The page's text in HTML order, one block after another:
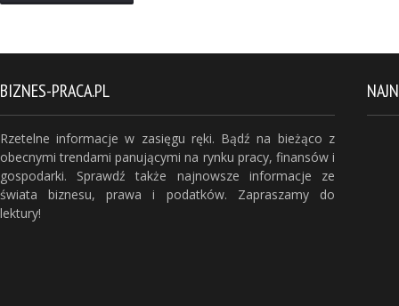
BIZNES-PRACA.PL
Rzetelne informacje w zasięgu ręki. Bądź na bieżąco z
obecnymi trendami panującymi na rynku pracy, finansów i
gospodarki. Sprawdź także najnowsze informacje ze
świata biznesu, prawa i podatków. Zapraszamy do
lektury!